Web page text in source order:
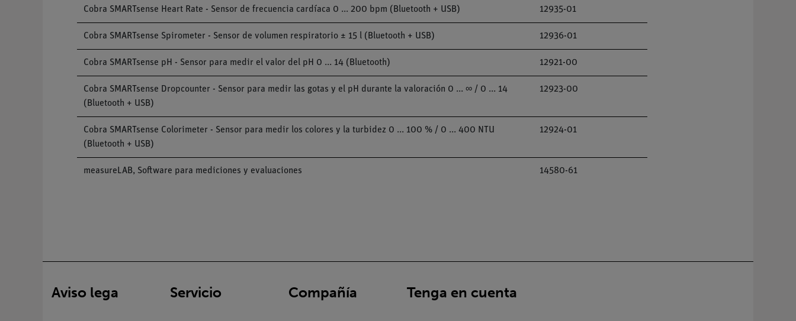
Cobra SMARTsense Heart Rate - Sensor de frecuencia cardíaca 0 ... 200 bpm (Bluetooth + USB) 12935-01
Cobra SMARTsense Spirometer - Sensor de volumen respiratorio ± 15 l (Bluetooth + USB) 12936-01
Cobra SMARTsense pH - Sensor para medir el valor del pH 0 ... 14 (Bluetooth) 12921-00
Cobra SMARTsense Dropcounter - Sensor para medir las gotas y el pH durante la valoración 0 ... ∞ / 0 ... 14
(Bluetooth + USB)
12923-00
Cobra SMARTsense Colorimeter - Sensor para medir los colores y la turbidez 0 ... 100 % / 0 ... 400 NTU
(Bluetooth + USB)
12924-01
measureLAB, Software para mediciones y evaluaciones 14580-61
Aviso lega Servicio Compañía Tenga en cuenta